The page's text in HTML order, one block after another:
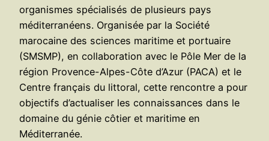
organismes spécialisés de plusieurs pays
méditerranéens. Organisée par la Société
marocaine des sciences maritime et portuaire
(SMSMP), en collaboration avec le Pôle Mer de la
région Provence-Alpes-Côte d’Azur (PACA) et le
Centre français du littoral, cette rencontre a pour
objectifs d’actualiser les connaissances dans le
domaine du génie côtier et maritime en
Méditerranée.